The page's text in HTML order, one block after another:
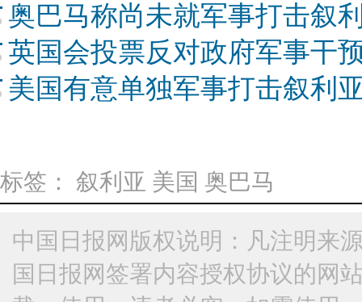
奥巴马称尚未就军事打击叙
英国会投票反对政府军事干
美国有意单独军事打击叙利
标签： 叙利亚 美国 奥巴马
中国日报网版权说明：凡注明来
国日报网签署内容授权协议的网